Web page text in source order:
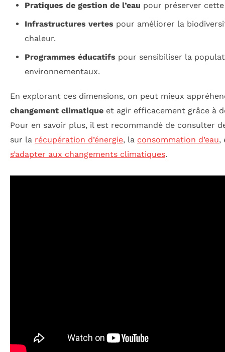
Pratiques de gestion de l’eau pour préserver
Infrastructures vertes pour améliorer la
chaleur.
Programmes éducatifs pour sensibiliser la
environnementaux.
En explorant ces dimensions, on peut mieux
changement climatique et agir efficacement grâce à
Pour en savoir plus, il est recommandé de consulter
sur la récupération d’énergie, la consommation d’eau,
s’adapter aux changements climatiques.